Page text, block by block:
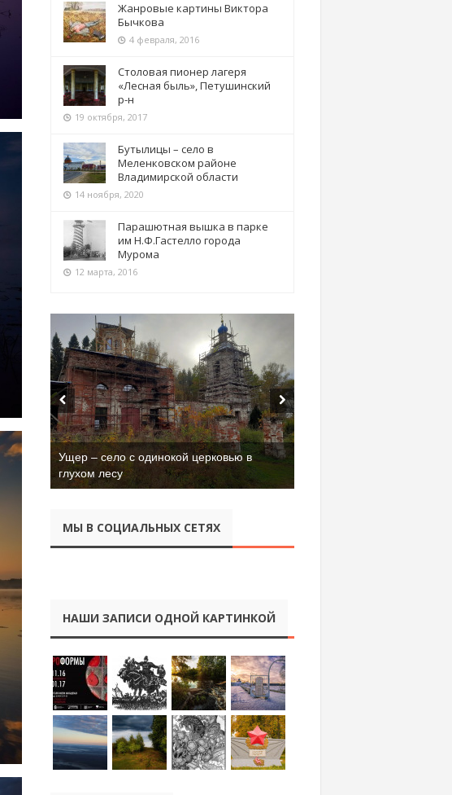
Жанровые картины Виктора
Бычкова
4 февраля, 2016
Столовая пионер лагеря
«Лесная быль», Петушинский
р-н
19 октября, 2017
Бутылицы – село в
Меленковском районе
Владимирской области
14 ноября, 2020
Парашютная вышка в парке
им Н.Ф.Гастелло города
Мурома
12 марта, 2016
Ущер – село с одинокой церковью в
глухом лесу
МЫ В СОЦИАЛЬНЫХ СЕТЯХ
НАШИ ЗАПИСИ ОДНОЙ КАРТИНКОЙ